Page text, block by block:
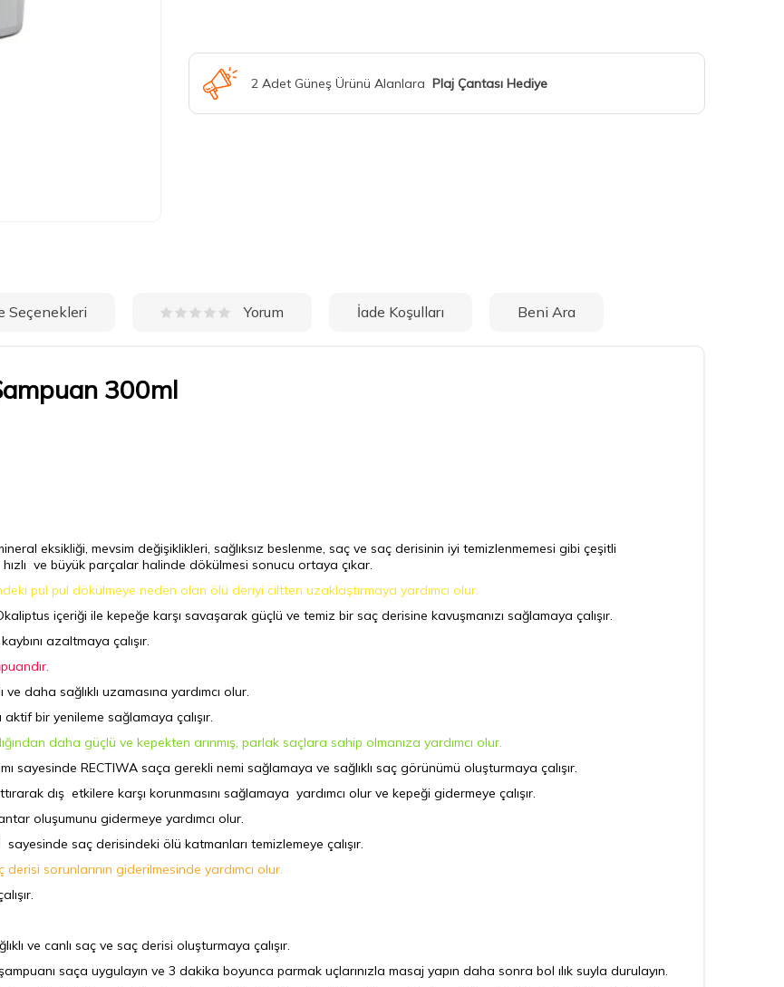
2 Adet Güneş Ürünü Alanlara Plaj Çantası Hediye
Seçenekleri Yorum İade Koşulları Beni Ara
300ml
eksikliği, mevsim değişiklikleri, sağlıksız beslenme, saç ve saç derisinin iyi temizlenmemesi gibi çeşitli
ve büyük parçalar halinde dökülmesi sonucu ortaya çıkar.
pul pul dökülmeye neden olan ölü deriyi ciltten uzaklaştırmaya yardımcı olur.
içeriği ile kepeğe karşı savaşarak güçlü ve temiz bir saç derisine kavuşmanızı sağlamaya çalışır.
azaltmaya çalışır.
daha sağlıklı uzamasına yardımcı olur.
bir yenileme sağlamaya çalışır.
daha güçlü ve kepekten arınmış, parlak saçlara sahip olmanıza yardımcı olur.
sayesinde RECTIWA saça gerekli nemi sağlamaya ve sağlıklı saç görünümü oluşturmaya çalışır.
dış etkilere karşı korunmasını sağlamaya yardımcı olur ve kepeği gidermeye çalışır.
oluşumunu gidermeye yardımcı olur.
sayesinde saç derisindeki ölü katmanları temizlemeye çalışır.
sorunlarının giderilmesinde yardımcı olur.
ve canlı saç ve saç derisi oluşturmaya çalışır.
saça uygulayın ve 3 dakika boyunca parmak uçlarınızla masaj yapın daha sonra bol ılık suyla durulayın.